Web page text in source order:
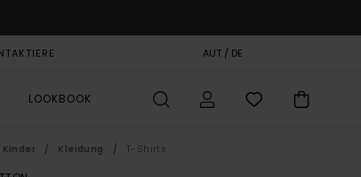
AUT / DE
LOOKBOOK
Kinder Kleidung T-Shirts